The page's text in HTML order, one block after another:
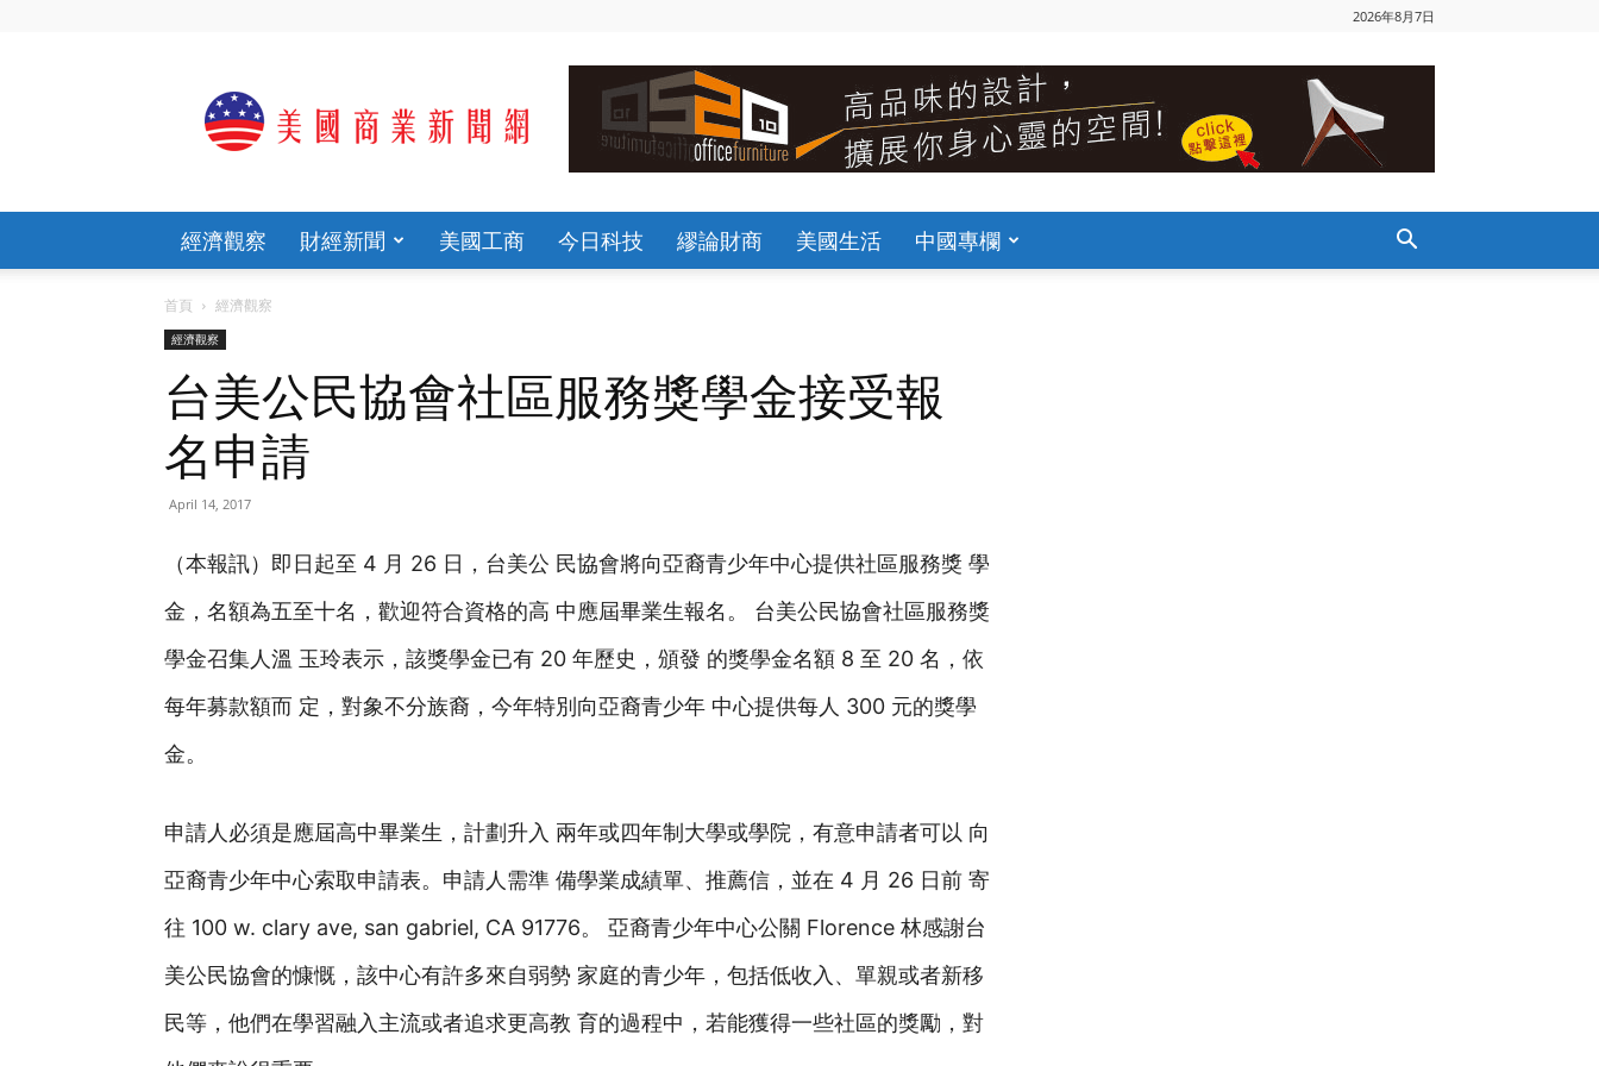
2026年8月7日
光
臨
商
業
新
網
經濟觀察 財經新聞 美國工商 今日科技 繆論財商 美國生活 中國專欄
首頁 經濟觀察
經濟觀察
台美公民協會社區服務獎學金接受報
名申請
April 14, 2017
（本報訊）即日起至 4 月 26 日，台美公 民協會將向亞裔青少年中心提供社區服務獎 學
金，名額為五至十名，歡迎符合資格的高 中應屆畢業生報名。 台美公民協會社區服務獎
學金召集人溫 玉玲表示，該獎學金已有 20 年歷史，頒發 的獎學金名額 8 至 20 名，依
每年募款額而 定，對象不分族裔，今年特別向亞裔青少年 中心提供每人 300 元的獎學
金。
申請人必須是應屆高中畢業生，計劃升入 兩年或四年制大學或學院，有意申請者可以 向
亞裔青少年中心索取申請表。申請人需準 備學業成績單、推薦信，並在 4 月 26 日前 寄
往 100 w. clary ave, san gabriel, CA 91776。 亞裔青少年中心公關 Florence 林感謝台
美公民協會的慷慨，該中心有許多來自弱勢 家庭的青少年，包括低收入、單親或者新移
民等，他們在學習融入主流或者追求更高教 育的過程中，若能獲得一些社區的獎勵，對